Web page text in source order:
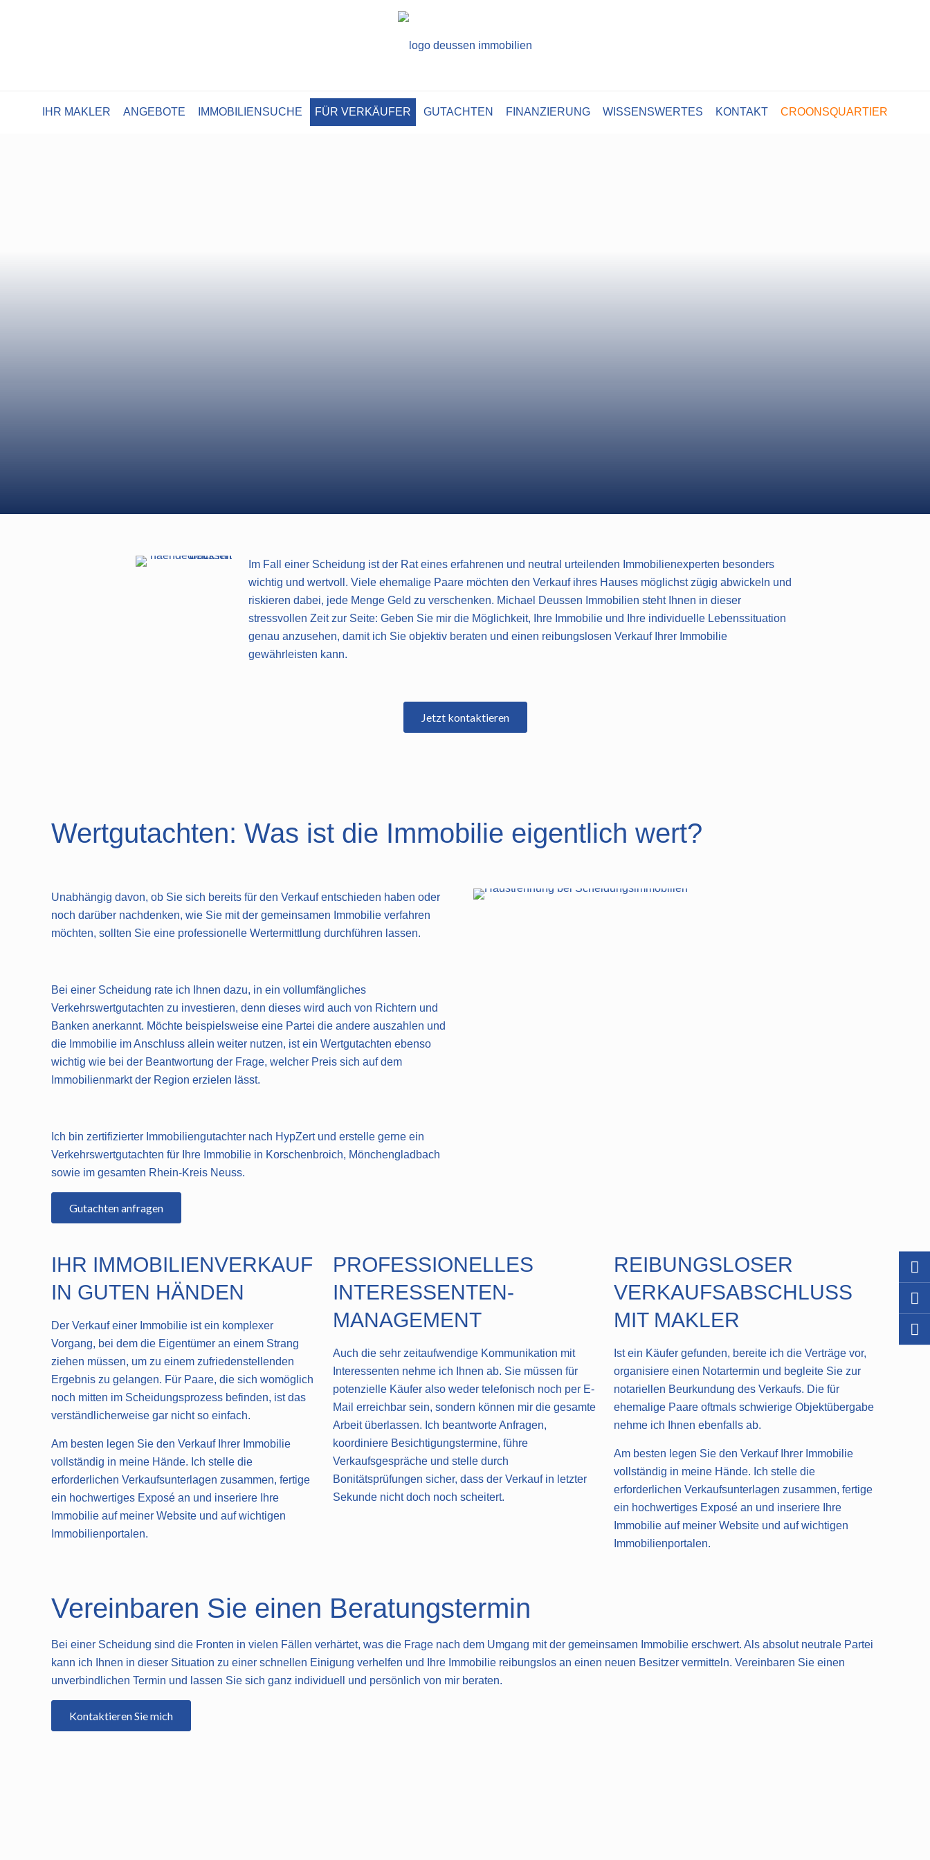
IHR MAKLER ANGEBOTE IMMOBILIENSUCHE FÜR VERKÄUFER GUTACHTEN FINANZIERUNG WISSENSWERTES KONTAKT CROONSQUARTIER
Im Fall einer Scheidung ist der Rat eines erfahrenen und neutral urteilenden Immobilienexperten besonders
wichtig und wertvoll. Viele ehemalige Paare möchten den Verkauf ihres Hauses möglichst zügig abwickeln und
riskieren dabei, jede Menge Geld zu verschenken. Michael Deussen Immobilien steht Ihnen in dieser
stressvollen Zeit zur Seite: Geben Sie mir die Möglichkeit, Ihre Immobilie und Ihre individuelle Lebenssituation
genau anzusehen, damit ich Sie objektiv beraten und einen reibungslosen Verkauf Ihrer Immobilie
gewährleisten kann.
Jetzt kontaktieren
Wertgutachten: Was ist die Immobilie eigentlich wert?
Unabhängig davon, ob Sie sich bereits für den Verkauf entschieden haben oder
noch darüber nachdenken, wie Sie mit der gemeinsamen Immobilie verfahren
möchten, sollten Sie eine professionelle Wertermittlung durchführen lassen.
Bei einer Scheidung rate ich Ihnen dazu, in ein vollumfängliches
Verkehrswertgutachten zu investieren, denn dieses wird auch von Richtern und
Banken anerkannt. Möchte beispielsweise eine Partei die andere auszahlen und
die Immobilie im Anschluss allein weiter nutzen, ist ein Wertgutachten ebenso
wichtig wie bei der Beantwortung der Frage, welcher Preis sich auf dem
Immobilienmarkt der Region erzielen lässt.
Ich bin zertifizierter Immobiliengutachter nach HypZert und erstelle gerne ein
Verkehrswertgutachten für Ihre Immobilie in Korschenbroich, Mönchengladbach
sowie im gesamten Rhein-Kreis Neuss.
Gutachten anfragen
IHR IMMOBILIENVERKAUF
IN GUTEN HÄNDEN
Der Verkauf einer Immobilie ist ein komplexer
Vorgang, bei dem die Eigentümer an einem Strang
ziehen müssen, um zu einem zufriedenstellenden
Ergebnis zu gelangen. Für Paare, die sich womöglich
noch mitten im Scheidungsprozess befinden, ist das
verständlicherweise gar nicht so einfach.
Am besten legen Sie den Verkauf Ihrer Immobilie
vollständig in meine Hände. Ich stelle die
erforderlichen Verkaufsunterlagen zusammen, fertige
ein hochwertiges Exposé an und inseriere Ihre
Immobilie auf meiner Website und auf wichtigen
Immobilienportalen.
PROFESSIONELLES
INTERESSENTEN-
MANAGEMENT
Auch die sehr zeitaufwendige Kommunikation mit
Interessenten nehme ich Ihnen ab. Sie müssen für
potenzielle Käufer also weder telefonisch noch per E-
Mail erreichbar sein, sondern können mir die gesamte
Arbeit überlassen. Ich beantworte Anfragen,
koordiniere Besichtigungstermine, führe
Verkaufsgespräche und stelle durch
Bonitätsprüfungen sicher, dass der Verkauf in letzter
Sekunde nicht doch noch scheitert.
REIBUNGSLOSER
VERKAUFSABSCHLUSS
MIT MAKLER
Ist ein Käufer gefunden, bereite ich die Verträge vor,
organisiere einen Notartermin und begleite Sie zur
notariellen Beurkundung des Verkaufs. Die für
ehemalige Paare oftmals schwierige Objektübergabe
nehme ich Ihnen ebenfalls ab.
Am besten legen Sie den Verkauf Ihrer Immobilie
vollständig in meine Hände. Ich stelle die
erforderlichen Verkaufsunterlagen zusammen, fertige
ein hochwertiges Exposé an und inseriere Ihre
Immobilie auf meiner Website und auf wichtigen
Immobilienportalen.
Vereinbaren Sie einen Beratungstermin
Bei einer Scheidung sind die Fronten in vielen Fällen verhärtet, was die Frage nach dem Umgang mit der gemeinsamen Immobilie erschwert. Als absolut neutrale Partei
kann ich Ihnen in dieser Situation zu einer schnellen Einigung verhelfen und Ihre Immobilie reibungslos an einen neuen Besitzer vermitteln. Vereinbaren Sie einen
unverbindlichen Termin und lassen Sie sich ganz individuell und persönlich von mir beraten.
Kontaktieren Sie mich